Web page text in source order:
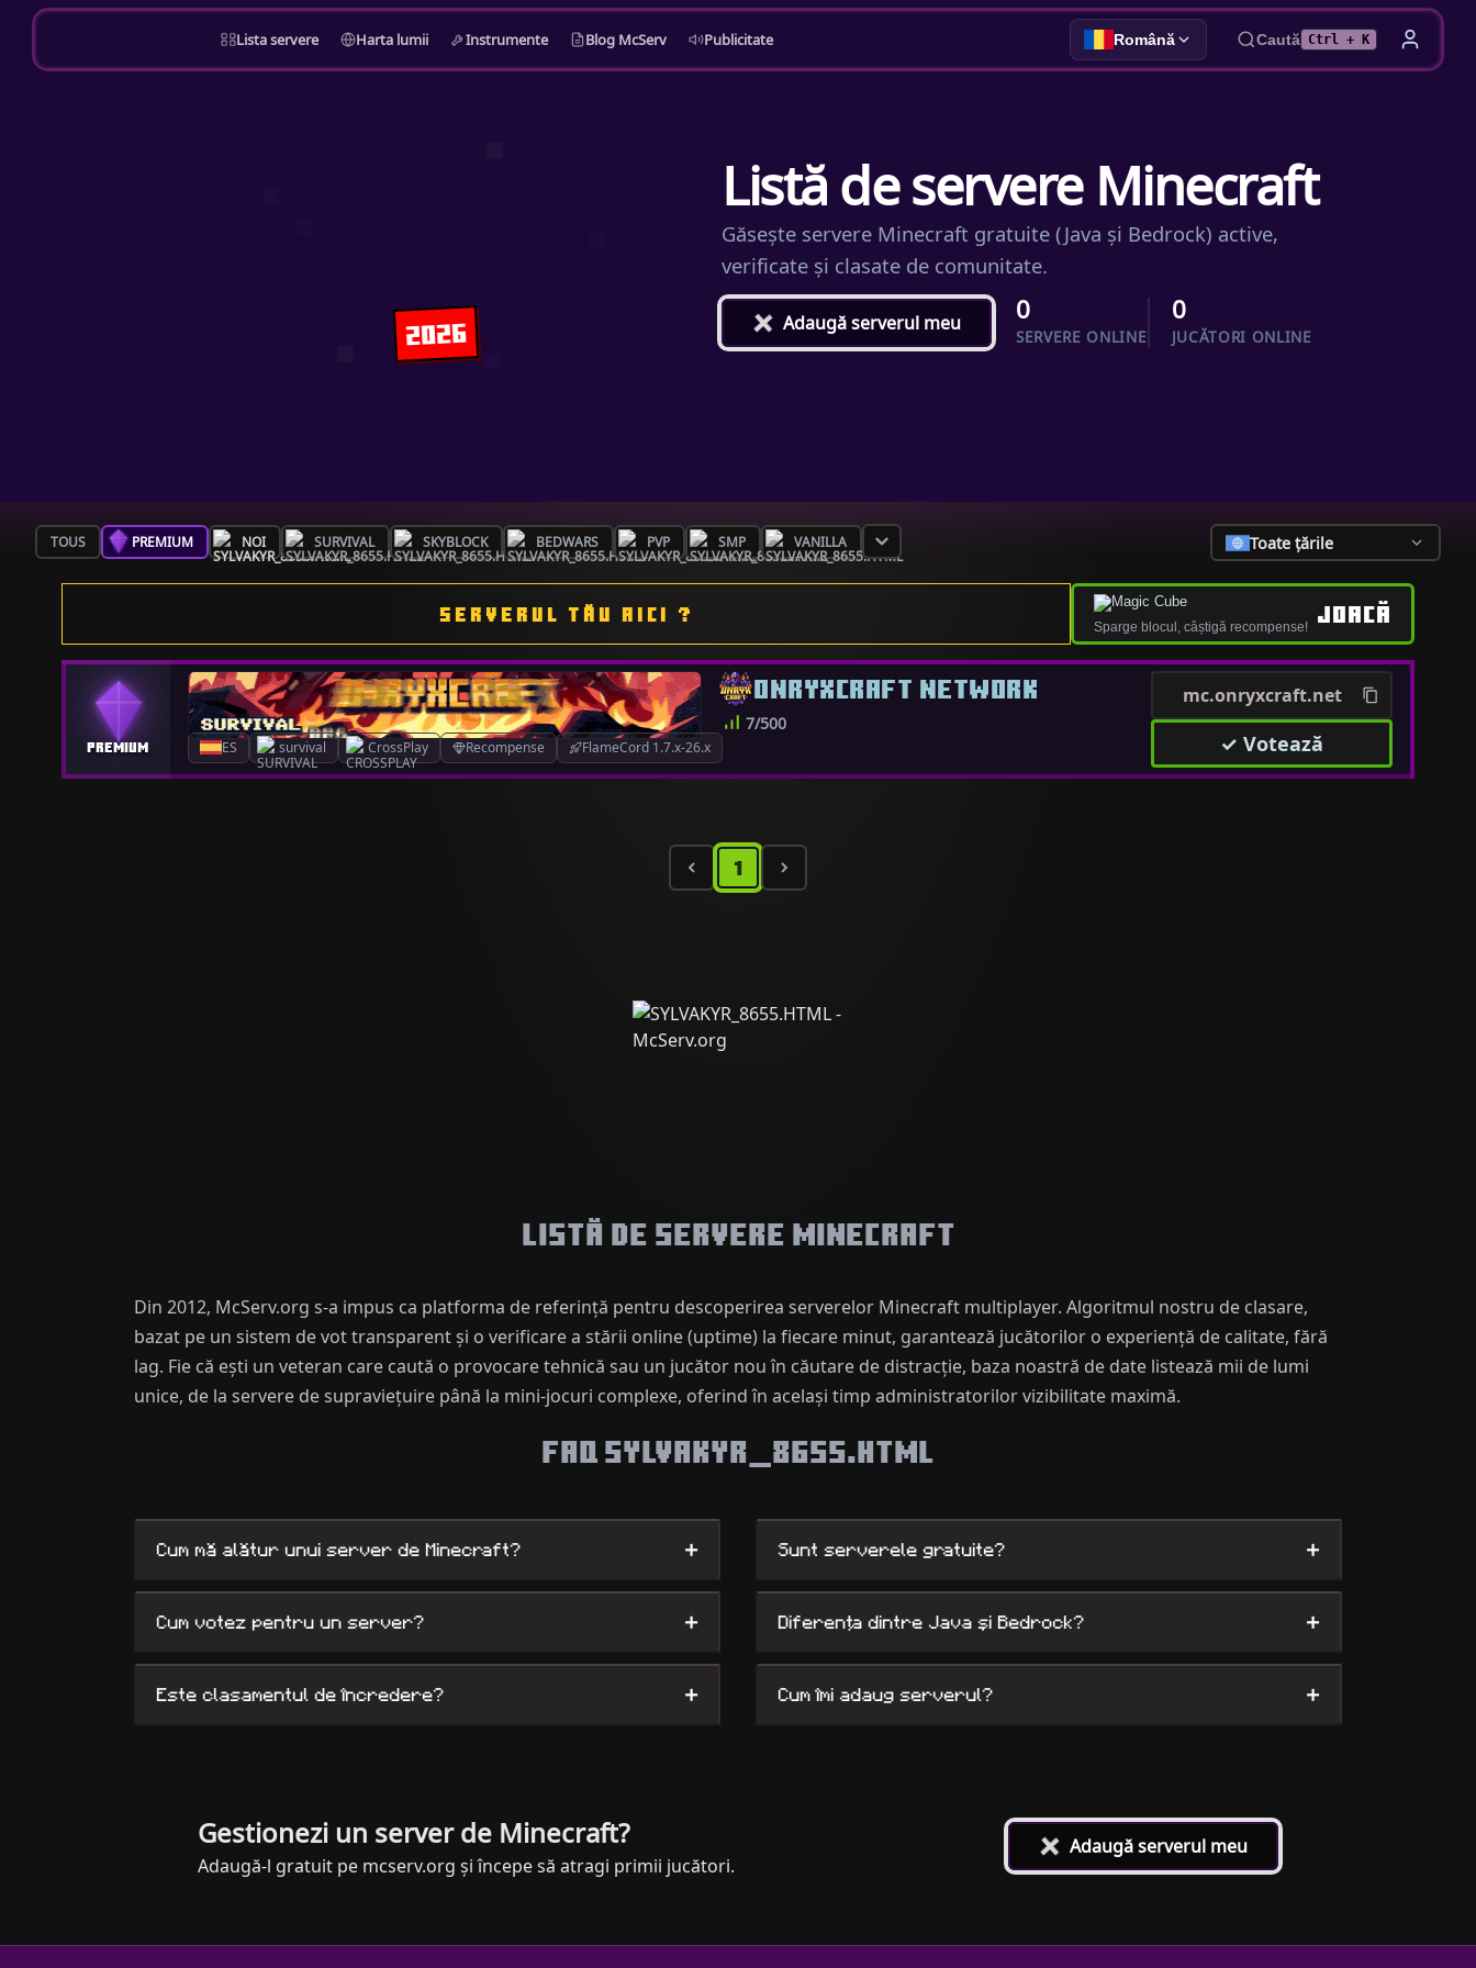
Lista servere Harta lumii Instrumente Blog McServ Publicitate Română Caută Ctrl + K
2026
Listă de servere Minecraft
Găsește servere Minecraft gratuite (Java și Bedrock) active,
verificate și clasate de comunitate.
+Adaugă serverul meu 0
SERVERE ONLINE
0
JUCĂTORI ONLINE
TOUS PREMIUM NOI SURVIVAL SKYBLOCK BEDWARS PVP SMP VANILLA Toate țările
SERVERUL TĂU AICI ? Sparge blocul, câștigă recompense! JOACĂ
ES survival CrossPlay Recompense FlameCord 1.7.x-26.x
ONRYXCRAFT NETWORK
7/500
mc.onryxcraft.net
✓ Votează
1
Listă de servere Minecraft
Din 2012, McServ.org s-a impus ca platforma de referință pentru descoperirea serverelor Minecraft multiplayer. Algoritmul nostru de clasare,
bazat pe un sistem de vot transparent și o verificare a stării online (uptime) la fiecare minut, garantează jucătorilor o experiență de calitate, fără
lag. Fie că ești un veteran care caută o provocare tehnică sau un jucător nou în căutare de distracție, baza noastră de date listează mii de lumi
unice, de la servere de supraviețuire până la mini-jocuri complexe, oferind în același timp administratorilor vizibilitate maximă.
FAQ SYLVAKYR_8655.HTML
Cum mă alătur unui server de Minecraft? + Sunt serverele gratuite? +
Cum votez pentru un server? + Diferența dintre Java și Bedrock? +
Este clasamentul de încredere? + Cum îmi adaug serverul? +
Gestionezi un server de Minecraft?
Adaugă-l gratuit pe mcserv.org și începe să atragi primii jucători.
+Adaugă serverul meu